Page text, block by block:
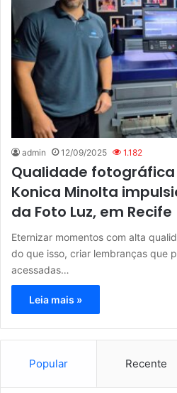
admin 12/09/2025 1.182
Qualidade
Konica Minolta
da Foto Luz, em Recife
Eternizar momentos com alta
do que isso, criar lembranças que
acessadas…
Leia mais »
Popular Recente